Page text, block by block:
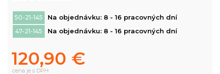
50-21-145 Na objednávku: 8 - 16 pracovných dní
47-21-145 Na objednávku: 8 - 16 pracovných dní
120,90 €
cena je s DPH